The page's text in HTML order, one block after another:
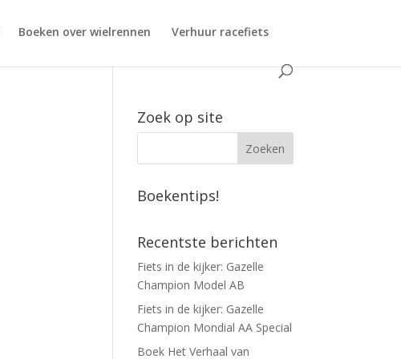
Boeken over wielrennen Verhuur racefiets
Zoek op site
Boekentips!
Recentste berichten
Fiets in de kijker: Gazelle
Champion Model AB
Fiets in de kijker: Gazelle
Champion Mondial AA Special
Boek Het Verhaal van